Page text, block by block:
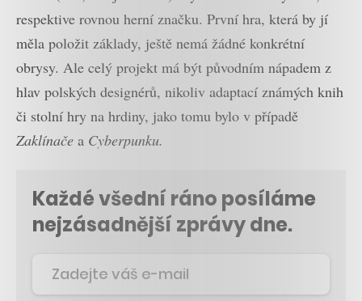
respektive rovnou herní značku. První hra, která by jí
měla položit základy, ještě nemá žádné konkrétní
obrysy. Ale celý projekt má být původním nápadem z
hlav polských designérů, nikoliv adaptací známých knih
či stolní hry na hrdiny, jako tomu bylo v případě
Zaklínače a Cyberpunku.
Každé všední ráno posíláme
nejzásadnější zprávy dne.